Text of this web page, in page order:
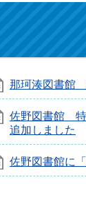
那珂湊図書館
佐野図書館 特
追加しました
佐野図書館に